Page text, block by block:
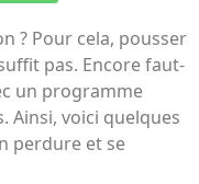
? Pour cela, pousser
pas. Encore faut-
un programme
Ainsi, voici quelques
perdure et se